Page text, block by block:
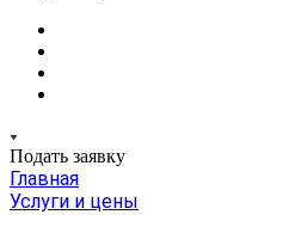
Подать заявку
Главная
Услуги и цены